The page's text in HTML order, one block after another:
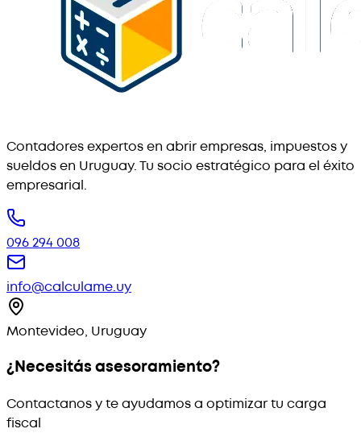
Contadores expertos en abrir empresas, impuestos y
sueldos en Uruguay. Tu socio estratégico para el éxito
empresarial.
096 294 008
info@calculame.uy
Montevideo, Uruguay
¿Necesitás asesoramiento?
Contactanos y te ayudamos a optimizar tu carga
fiscal